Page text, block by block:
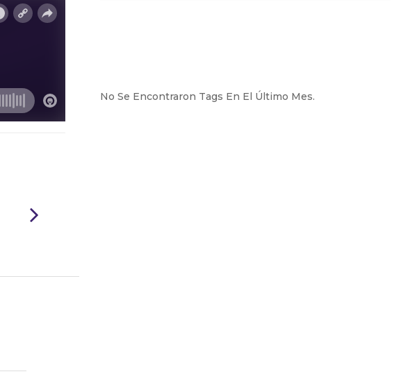
No Se Encontraron Tags En El Último Mes.